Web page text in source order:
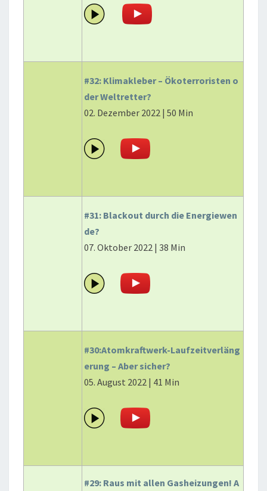
#32: Klimakleber – Ökoterroristen o
der Weltretter?
02. Dezember 2022 | 50 Min
#31: Blackout durch die Energiewen
de?
07. Oktober 2022 | 38 Min
#30:Atomkraftwerk-Laufzeitverläng
erung – Aber sicher?
05. August 2022 | 41 Min
#29: Raus mit allen Gasheizungen! A